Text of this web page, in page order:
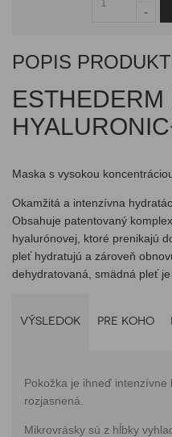
POPIS
ESTHEDERM
Maska s vysokou
Okamžitá a intenzívna
Obsahuje patentovaný
hyalurónovej, ktoré prenikajú
pleť hydratujú a zároveň
dehydratovaná, smädná pleť je
VÝSLEDOK PRE KOHO
Pokožka je ihneď intenzívne
rozjasnená.
Mikrovrásky sú z hĺbky